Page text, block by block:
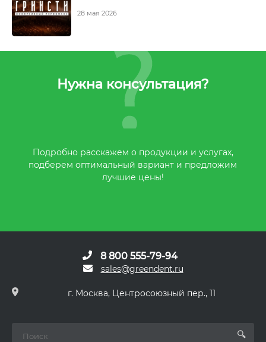
28 мая 2026
Нужна консультация?
Подробно расскажем о продукции и услугах,
подберем оптимальный вариант и предложим
лучшие цены!
8 800 555-79-94
sales@greendent.ru
г. Москва, Центросоюзный пер., 11